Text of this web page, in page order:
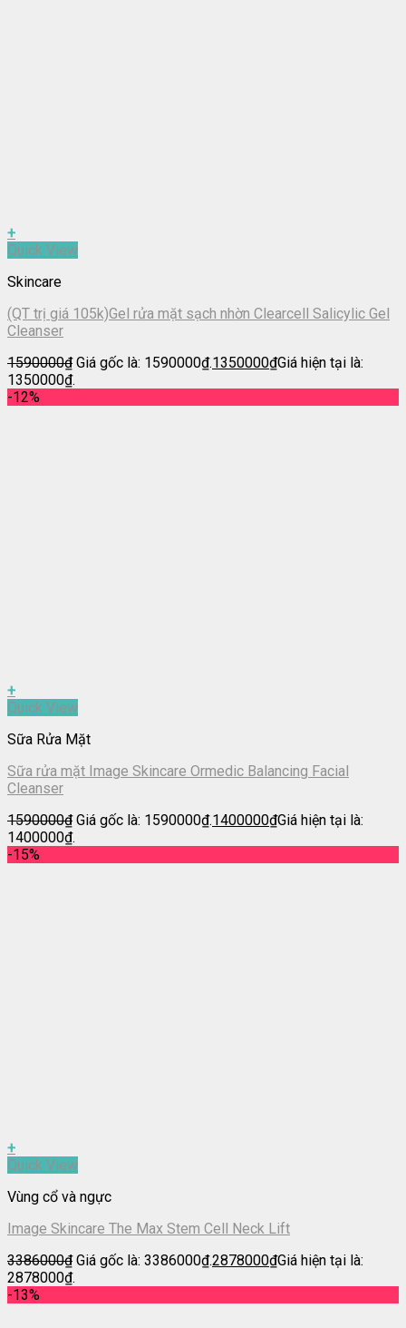
+
Quick View
Skincare
(QT trị giá 105k)Gel rửa mặt sạch nhờn Clearcell Salicylic Gel
Cleanser
1590000₫ Giá gốc là: 1590000₫.1350000₫Giá hiện tại là:
1350000₫.
-12%
+
Quick View
Sữa Rửa Mặt
Sữa rửa mặt Image Skincare Ormedic Balancing Facial
Cleanser
1590000₫ Giá gốc là: 1590000₫.1400000₫Giá hiện tại là:
1400000₫.
-15%
+
Quick View
Vùng cổ và ngực
Image Skincare The Max Stem Cell Neck Lift
3386000₫ Giá gốc là: 3386000₫.2878000₫Giá hiện tại là:
2878000₫.
-13%